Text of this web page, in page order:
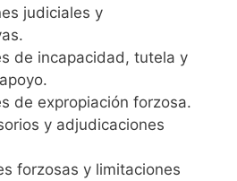
judiciales y
de incapacidad, tutela y
de expropiación forzosa.
y adjudicaciones
forzosas y limitaciones